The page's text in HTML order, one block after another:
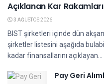
Açıklanan Kar
3 AĞUSTOS 2026
BIST şirketleri içinde dün
şirketler listesini aşağıda
kadar finansallarını açıklayan...
Pay Geri